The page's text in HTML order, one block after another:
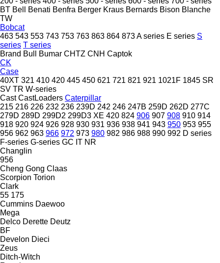
BT Bell Benati Benfra Berger Kraus Bernards Bison Blanche
TW
Bobcat
463 543 553 743 753 763 863 864 873A series E series S
series T series
Brand Bull Bumar CHTZ CNH Captok
CK
Case
40XT 321 410 420 445 450 621 721 821 921 1021F 1845 SR
SV TR W-series
Cast CastLoaders Caterpillar
215 216 226 232 236 239D 242 246 247B 259D 262D 277C
279D 289D 299D2 299D3 XE 420 824 906 907 908 910 914
918 920 924 926 928 930 931 936 938 941 943 950 953 955
956 962 963 966 972 973 980 982 986 988 990 992 D series
F-series G-series GC IT NR
Changlin
956
Cheng Gong Claas
Scorpion Torion
Clark
55 175
Cummins Daewoo
Mega
Delco Derette Deutz
BF
Develon Dieci
Zeus
Ditch-Witch